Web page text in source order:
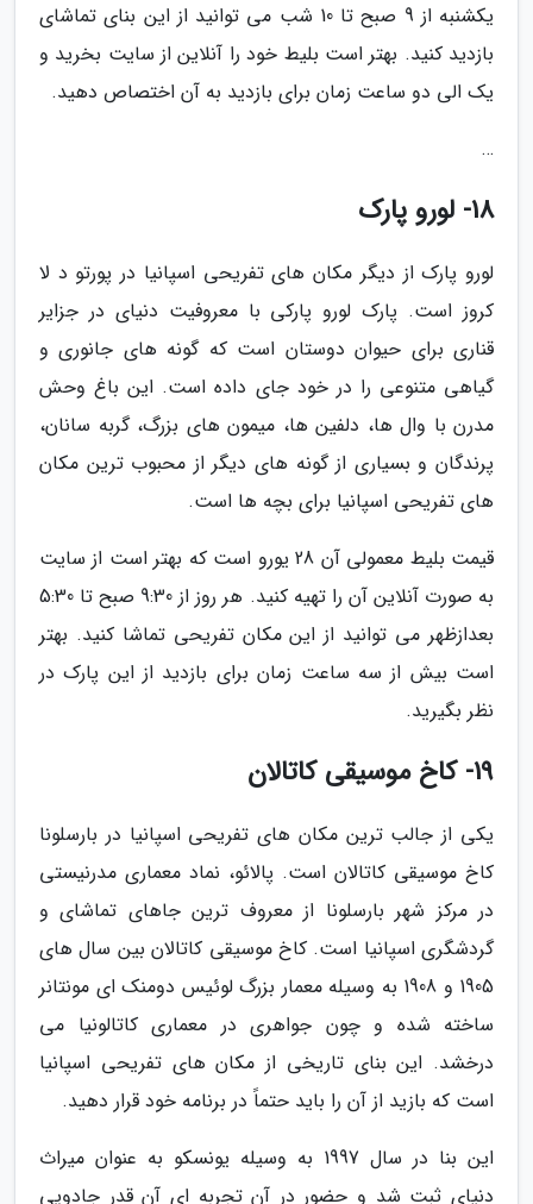
یکشنبه از 9 صبح تا 10 شب می توانید از این بنای تماشای
بازدید کنید. بهتر است بلیط خود را آنلاین از سایت بخرید و
یک الی دو ساعت زمان برای بازدید به آن اختصاص دهید.
…
18- لورو پارک
لورو پارک از دیگر مکان های تفریحی اسپانیا در پورتو د لا
کروز است. پارک لورو پارکی با معروفیت دنیای در جزایر
قناری برای حیوان دوستان است که گونه های جانوری و
گیاهی متنوعی را در خود جای داده است. این باغ وحش
مدرن با وال ها، دلفین ها، میمون های بزرگ، گربه سانان،
پرندگان و بسیاری از گونه های دیگر از محبوب ترین مکان
های تفریحی اسپانیا برای بچه ها است.
قیمت بلیط معمولی آن 28 یورو است که بهتر است از سایت
به صورت آنلاین آن را تهیه کنید. هر روز از 9:30 صبح تا 5:30
بعدازظهر می توانید از این مکان تفریحی تماشا کنید. بهتر
است بیش از سه ساعت زمان برای بازدید از این پارک در
نظر بگیرید.
19- کاخ موسیقی کاتالان
یکی از جالب ترین مکان های تفریحی اسپانیا در بارسلونا
کاخ موسیقی کاتالان است. پالائو، نماد معماری مدرنیستی
در مرکز شهر بارسلونا از معروف ترین جاهای تماشای و
گردشگری اسپانیا است. کاخ موسیقی کاتالان بین سال های
1905 و 1908 به وسیله معمار بزرگ لوئیس دومنک ای مونتانر
ساخته شده و چون جواهری در معماری کاتالونیا می
درخشد. این بنای تاریخی از مکان های تفریحی اسپانیا
است که بازید از آن را باید حتماً در برنامه خود قرار دهید.
این بنا در سال 1997 به وسیله یونسکو به عنوان میراث
دنیای ثبت شد و حضور در آن تجربه ای آن قدر جادویی